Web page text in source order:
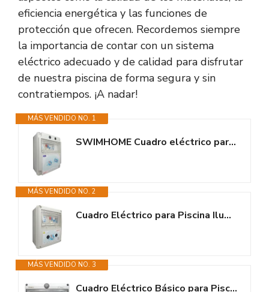
eficiencia energética y las funciones de
protección que ofrecen. Recordemos siempre
la importancia de contar con un sistema
eléctrico adecuado y de calidad para disfrutar
de nuestra piscina de forma segura y sin
contratiempos. ¡A nadar!
MÁS VENDIDO NO. 1
SWIMHOME Cuadro eléctrico para Piscina con Contacto para Motor y Fuente de...
MÁS VENDIDO NO. 2
Cuadro Eléctrico para Piscina Iluminación y Motor | Guardamotor y...
MÁS VENDIDO NO. 3
Cuadro Eléctrico Básico para Piscina | Solo Motor | Bomba de agua 1 CV...